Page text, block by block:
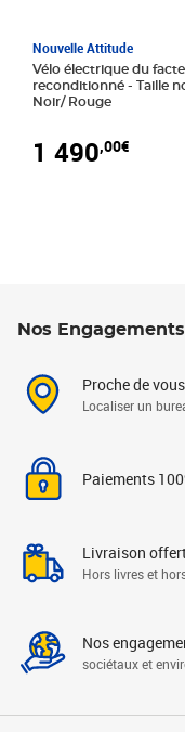
Nouvelle Attitude
Vélo électrique du
reconditionné - Taille normale -
Noir/ Rouge
1 490,00€
Nos Engagements
Proche de vous
Localiser un
Paiements
Livraison
Hors livres et
Nos
sociétaux et